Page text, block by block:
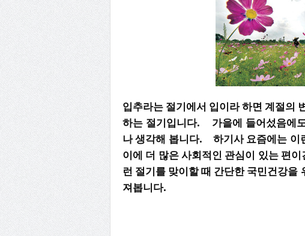
입추라는 절기에서 입이라 하면 계절의
하는 절기입니다. 가을에 들어섰음에
나 생각해 봅니다. 하기사 요즘에는 이
이에 더 많은 사회적인 관심이 있는 편
런 절기를 맞이할 때 간단한 국민건강
져봅니다.